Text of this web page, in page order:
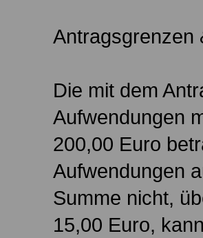
Antragsgrenzen
Die mit dem
Aufwendungen
200,00 Euro
Aufwendungen
Summe nicht,
15,00 Euro,